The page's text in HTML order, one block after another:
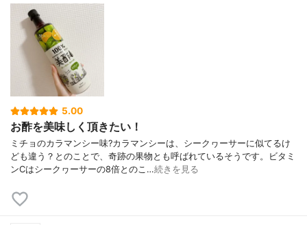
5.00
お酢を美味しく頂きたい！
ミチョのカラマンシー味?カラマンシーは、シークヮーサーに似てるけ
ども違う？とのことで、奇跡の果物とも呼ばれているそうです。ビタミ
ンCはシークヮーサーの8倍とのこ…続きを見る